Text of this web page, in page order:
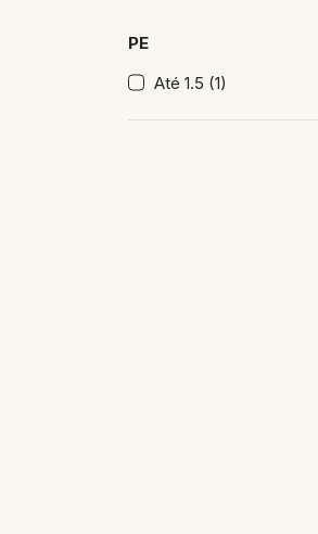
PE
Até 1.5 (1)